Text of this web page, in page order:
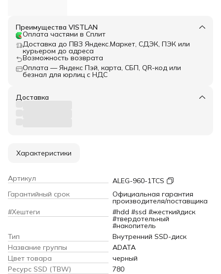
Преимущества VISTLAN
Оплата частями в Сплит
Доставка до ПВЗ Яндекс.Маркет, СДЭК, ПЭК или
курьером до адреса
Возможность возврата
Оплата — Яндекс Пэй, карта, СБП, QR-код или
безнал для юрлиц с НДС
Доставка
Характеристики
Артикул
ALEG-960-1TCS
Гарантийный срок
Официальная гарантия
производителя/поставщика
#Хештеги
#hdd #ssd #жесткийдиск
#твердотельный
#накопитель
Тип
Внутренний SSD-диск
Название группы
ADATA
Цвет товара
черный
Ресурс SSD (TBW)
780